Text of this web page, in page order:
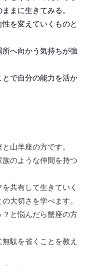
まに生きてみる。
を変えていくものと
へ向かう気持ちが強
で自分の能力を活か
山羊座の方です。
のような仲間を持つ
共有して生きていく
大切さを学べます。
と悩んだら蟹座の方
駄を省くことを教え